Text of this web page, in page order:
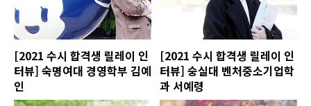
[2021 수시 합격생 릴레이 인
터뷰] 숙명여대 경영학부 김예
인
[2021 수시 합격생 릴레이 인
터뷰] 숭실대 벤처중소기업학
과 서예령